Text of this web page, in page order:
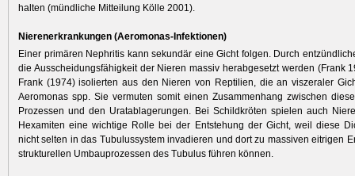
halten (mündliche Mitteilung Kölle 2001).
Nierenerkrankungen (Aeromonas-Infektionen)
Einer primären Nephritis kann sekundär eine Gicht folgen. Durch
die Ausscheidungsfähigkeit der Nieren massiv herabgesetzt werden (Frank
Frank (1974) isolierten aus den Nieren von Reptilien, die an viszeraler
Aeromonas spp. Sie vermuten somit einen Zusammenhang zwischen
Prozessen und den Uratablagerungen. Bei Schildkröten spielen auch
Hexamiten eine wichtige Rolle bei der Entstehung der Gicht, weil diese
nicht selten in das Tubulussystem invadieren und dort zu massiven eitrigen
strukturellen Umbauprozessen des Tubulus führen können.